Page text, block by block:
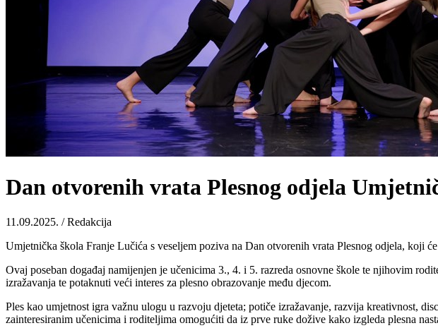
Dan otvorenih vrata Plesnog odjela
11.09.2025. / Redakcija
Umjetnička škola Franje Lučića s veseljem poziva na Dan otvorenih vrata Plesnog odjela, koji
Ovaj poseban događaj namijenjen je učenicima 3., 4. i 5. razreda osnovne škole te njihovim
izražavanja te potaknuti veći interes za plesno obrazovanje među djecom.
Ples kao umjetnost igra važnu ulogu u razvoju djeteta; potiče izražavanje, razvija kreativnost,
zainteresiranim učenicima i roditeljima omogućiti da iz prve ruke dožive kako izgleda plesna